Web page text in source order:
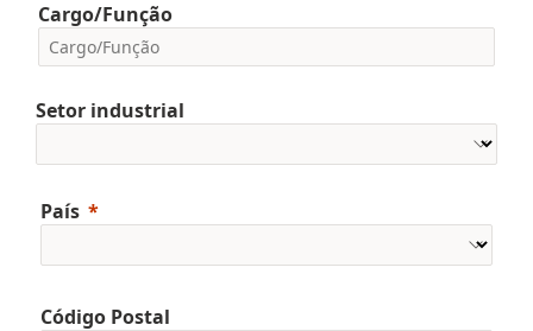
Cargo/Função
Setor industrial
País
Código Postal